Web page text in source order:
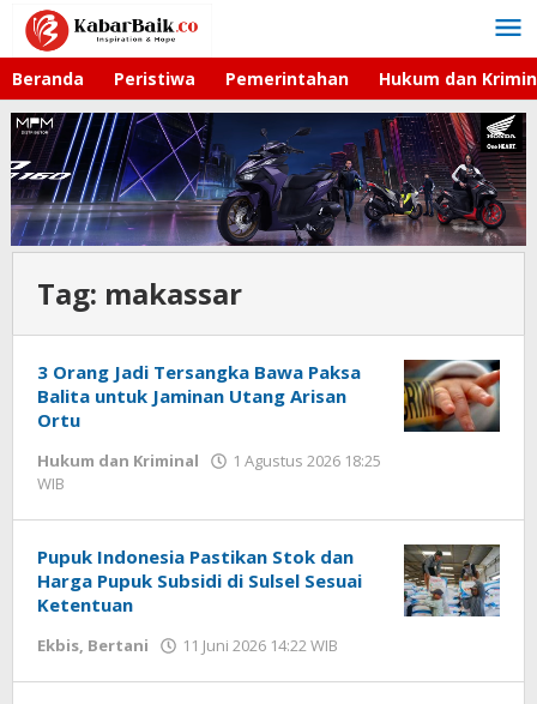
Lewati
konten
Beranda Peristiwa Pemerintahan Hukum dan
Tag: makassar
3 Orang Jadi Tersangka Bawa Paksa
Balita untuk Jaminan Utang Arisan
Ortu
Hukum dan Kriminal
1 Agustus 2026 18:25
WIB
Pupuk Indonesia Pastikan Stok dan
Harga Pupuk Subsidi di Sulsel Sesuai
Ketentuan
Ekbis, Bertani 11 Juni 2026 14:22 WIB